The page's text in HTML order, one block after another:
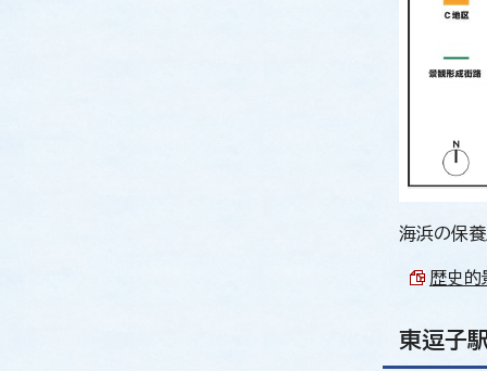
海浜の保
歴史的
東逗子